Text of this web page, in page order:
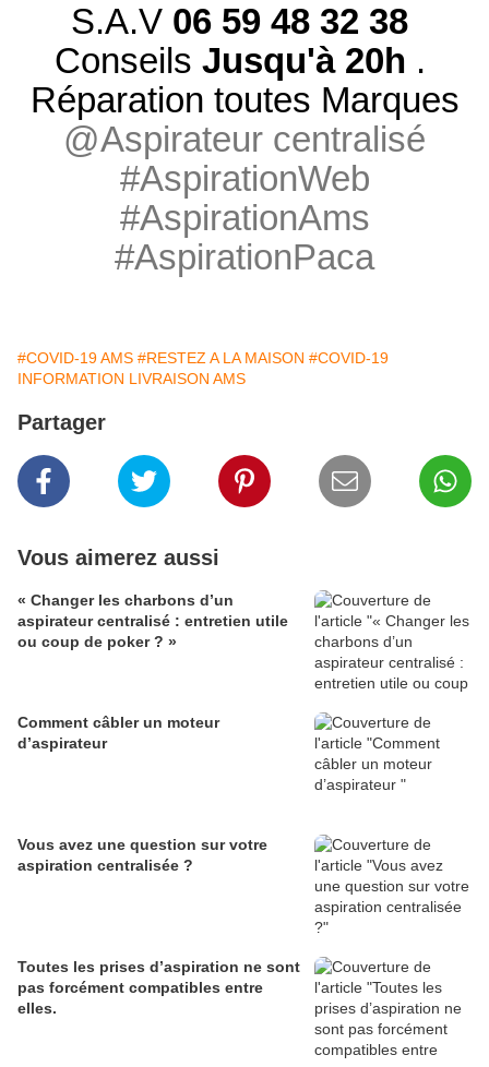
S.A.V 06 59 48 32 38
Conseils Jusqu'à 20h .
Réparation toutes Marques
@Aspirateur centralisé
#AspirationWeb
#AspirationAms
#AspirationPaca
#COVID-19 AMS #RESTEZ A LA MAISON #COVID-19
INFORMATION LIVRAISON AMS
Partager
Vous aimerez aussi
« Changer les charbons d’un
aspirateur centralisé : entretien utile
ou coup de poker ? »
Comment câbler un moteur
d’aspirateur
Vous avez une question sur votre
aspiration centralisée ?
Toutes les prises d’aspiration ne sont
pas forcément compatibles entre
elles.